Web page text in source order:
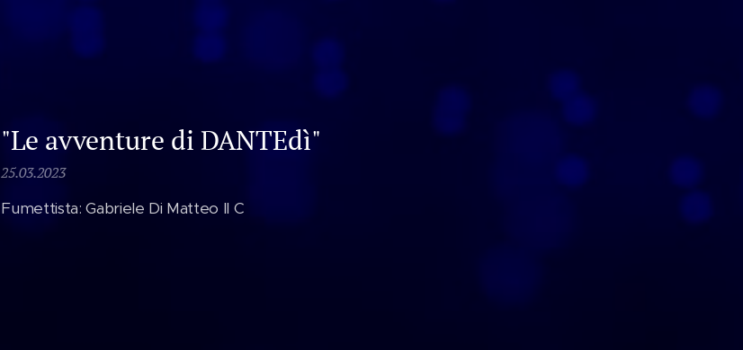
"Le avventure di DANTEdì"
25.03.2023
Fumettista: Gabriele Di Matteo II C